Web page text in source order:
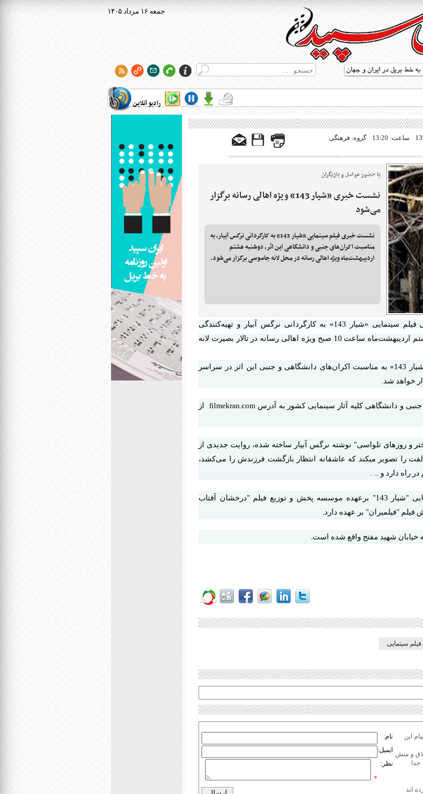
۱۴۰۵ جمعه ۱۶ مرداد
رادیو آنلاین
ساعت: 13:20 گروه: فرهنگی
با حضور عوامل و بازیگران
نشست خبری «شیار 143» ویژه اهالی رسانه برگزار
می‌شود
نشست خبری فیلم سینمایی «شیار 143» به کارگردانی نرگس آبیار، به
مناسبت اکران‌های جنبی و دانشگاهی این اثر، دوشنبه هشتم
اردیبهشت‌ماه ویژه اهالی رسانه در محل لانه جاسوسی برگزار می‌شود.
جلسه نمایش و نقد و بررسی فیلم سینمایی «شیار 143» به کارگردانی نرگس آبیار و تهیه‌کنندگی
محمدحسین قاسمی و ابوذر پورمحمدی، دوشنبه هشتم اردیبهشت‌ماه ساعت 10 صبح ویژه اهالی رسانه در تالار بصیرت لانه
این جلسه، نخستین نشست خبری فیلم سینمایی «شیار 143» به مناسبت اکران‌های دانشگاهی و جنبی این اثر در سراسر
خواهد شد.
همچنین رونمایی از سامانه ثبت نام برای اکران‌های جنبی و دانشگاهی کلیه آثار سینمایی کشور به آدرس filmekran.com از
کتاب "اختر و روزهای تلواسی" نوشته نرگس آبیار ساخته شده، روایت جدیدی از
دفاع مقدس است که داستان مادر شهیدی به نام الفت را تصویر می‎کند که عاشقانه انتظار بازگشت فرزندش را می‌کشد،
راه دارد و ... .
مدیریت اکران‌های جنبی و دانشگاهی فسلم سینمایی "شیار 143" برعهده موسسه پخش و توزیع فیلم "درخشان آفتاب
"فیلمیران" بر عهده دارد.
خیابان شهید مفتح واقع شده است.
فیلم سینمایی
این
و منش
جدا
اند
نام:
ایمیل:
نظر:
*